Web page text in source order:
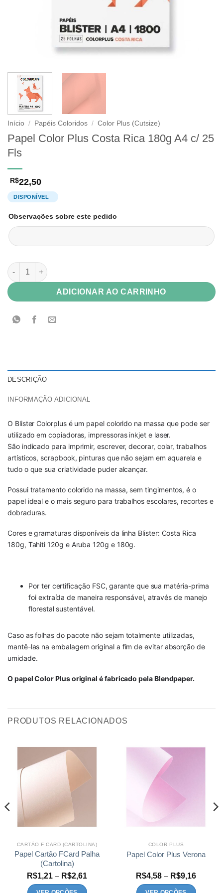
Início / Papéis Coloridos / Color Plus (Cutsize)
Papel Color Plus Costa Rica 180g A4 c/ 25
Fls
R$22,50
Observações sobre este pedido
Papel Color Plus Costa Rica 180g A4 c/ 25 Fls quantidade
ADICIONAR AO CARRINHO
DESCRIÇÃO
INFORMAÇÃO ADICIONAL
O Blister Colorplus é um papel colorido na massa que pode ser
utilizado em copiadoras, impressoras inkjet e laser.
São indicado para imprimir, escrever, decorar, colar, trabalhos
artísticos, scrapbook, pinturas que não sejam em aquarela e
tudo o que sua criatividade puder alcançar.
Possui tratamento colorido na massa, sem tingimentos, é o
papel ideal e o mais seguro para trabalhos escolares, recortes e
dobraduras.
Cores e gramaturas disponíveis da linha Blister: Costa Rica
180g, Tahiti 120g e Aruba 120g e 180g.
Por ter certificação FSC, garante que sua matéria-prima
foi extraída de maneira responsável, através de manejo
florestal sustentável.
Caso as folhas do pacote não sejam totalmente utilizadas,
mantê-las na embalagem original a fim de evitar absorção de
umidade.
O papel Color Plus original é fabricado pela Blendpaper.
PRODUTOS RELACIONADOS
CARTÃO F CARD (CARTOLINA)
Papel Cartão FCard Palha
(Cartolina)
R$1,21 – R$2,61
preço:
COLOR PLUS
Papel Color Plus Verona
R$4,58 – R$9,16Faixa
preço: